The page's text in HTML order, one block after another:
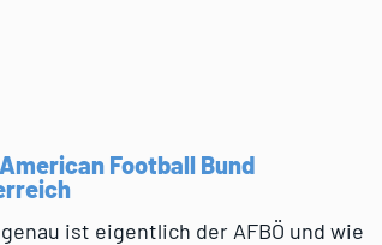
Football Bund
ist eigentlich der AFBÖ und wie